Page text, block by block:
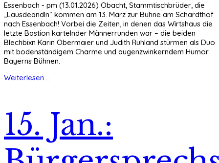
Essenbach - pm (13.01.2026) Obacht, Stammtischbrüder, die
„Lausdeandln“ kommen am 13. März zur Bühne am Schardthof
nach Essenbach! Vorbei die Zeiten, in denen das Wirtshaus die
letzte Bastion kartelnder Männerrunden war – die beiden
Blechbixn Karin Obermaier und Judith Ruhland stürmen als Duo
mit bodenständigem Charme und augenzwinkerndem Humor
Bayerns Bühnen.
Weiterlesen ...
15. Jan.: